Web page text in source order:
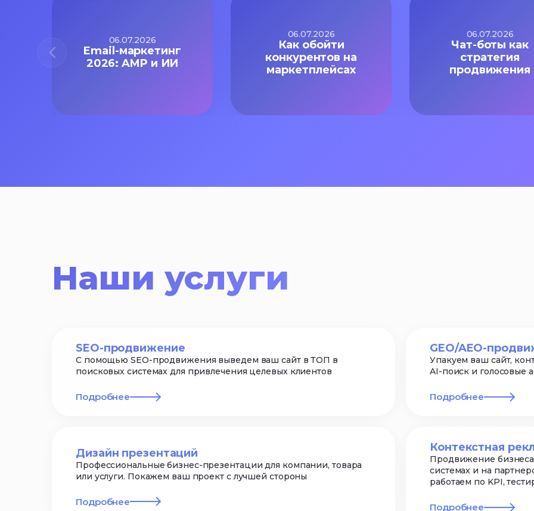
06.07.2026
Email-маркетинг
2026: AMP и ИИ
06.07.2026
Как обойти
конкурентов на
маркетплейсах
06.07.2026
Чат-боты как
стратегия
продвижения
Наши услуги
SEO-продвижение
С помощью SEO-продвижения выведем ваш сайт в ТОП в
поисковых системах для привлечения целевых клиентов
Подробнее
GEO/AEO-
Упакуем ваш сайт,
AI-поиск и голосовые
Подробнее
Дизайн презентаций
Профессиональные бизнес-презентации для компании, товара
или услуги. Покажем ваш проект с лучшей стороны
Подробнее
Контекстная
Продвижение
системах и на
работаем по KPI,
Подробнее